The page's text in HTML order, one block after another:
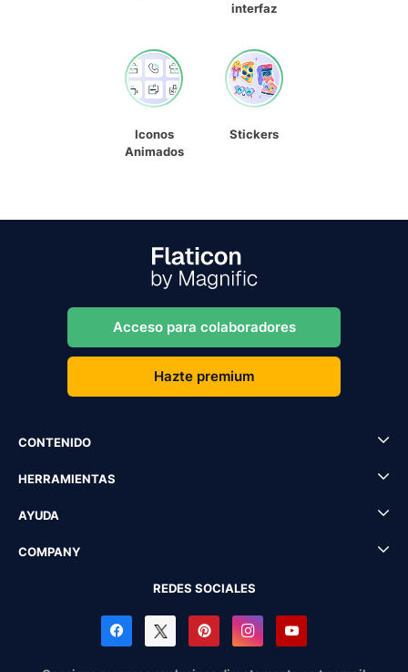
interfaz
Iconos
Animados
Stickers
Acceso para colaboradores
Hazte premium
CONTENIDO
HERRAMIENTAS
AYUDA
COMPANY
REDES SOCIALES